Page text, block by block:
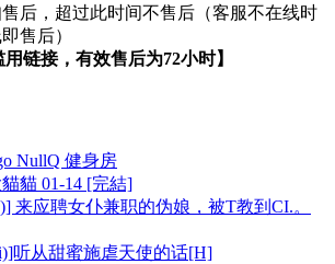
后，超过此时间不售后（客服不在线时
售后）
用链接，有效售后为72小时】
NullQ 健身房
貓 01-14 [完結]
来应聘女仆兼职的伪娘，被T教到CI.。
听从甜蜜施虐天使的话[H]